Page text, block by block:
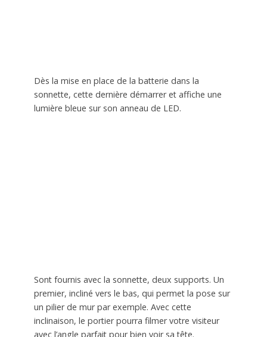
Dès la mise en place de la batterie dans la
sonnette, cette dernière démarrer et affiche une
lumière bleue sur son anneau de LED.
Sont fournis avec la sonnette, deux supports. Un
premier, incliné vers le bas, qui permet la pose sur
un pilier de mur par exemple. Avec cette
inclinaison, le portier pourra filmer votre visiteur
avec l’angle parfait pour bien voir sa tête.